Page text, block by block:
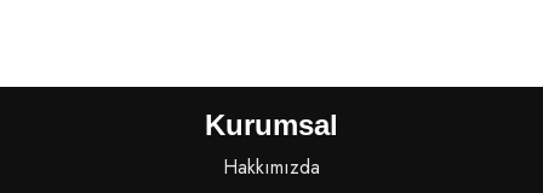
Kurumsal
Hakkımızda